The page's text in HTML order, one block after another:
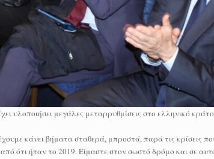
υλοποιήσει μεγάλες μεταρρυθμίσεις στο ελληνικό
κάνει βήματα σταθερά, μπροστά, παρά τις κρίσεις
ότι ήταν το 2019. Είμαστε στον σωστό δρόμο και σε